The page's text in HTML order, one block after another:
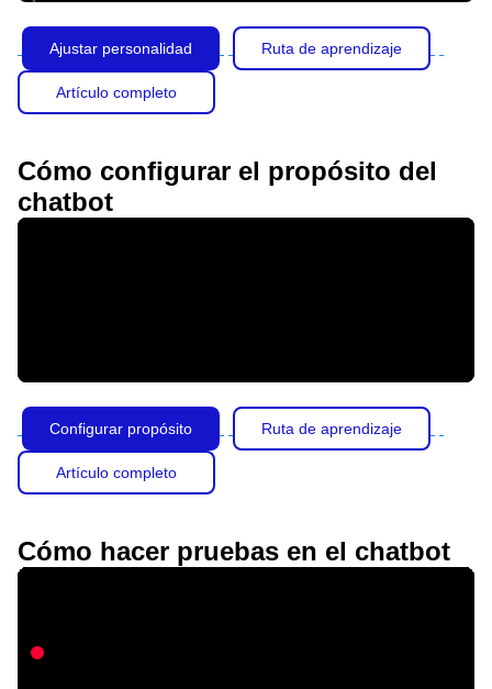
Ajustar personalidad Ruta de aprendizaje
Artículo completo
Cómo configurar el propósito del
chatbot
Configurar propósito Ruta de aprendizaje
Artículo completo
Cómo hacer pruebas en el chatbot